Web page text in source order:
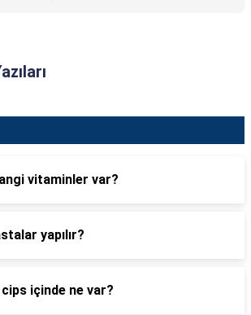
vitaminler var?
yapılır?
cips içinde ne var?